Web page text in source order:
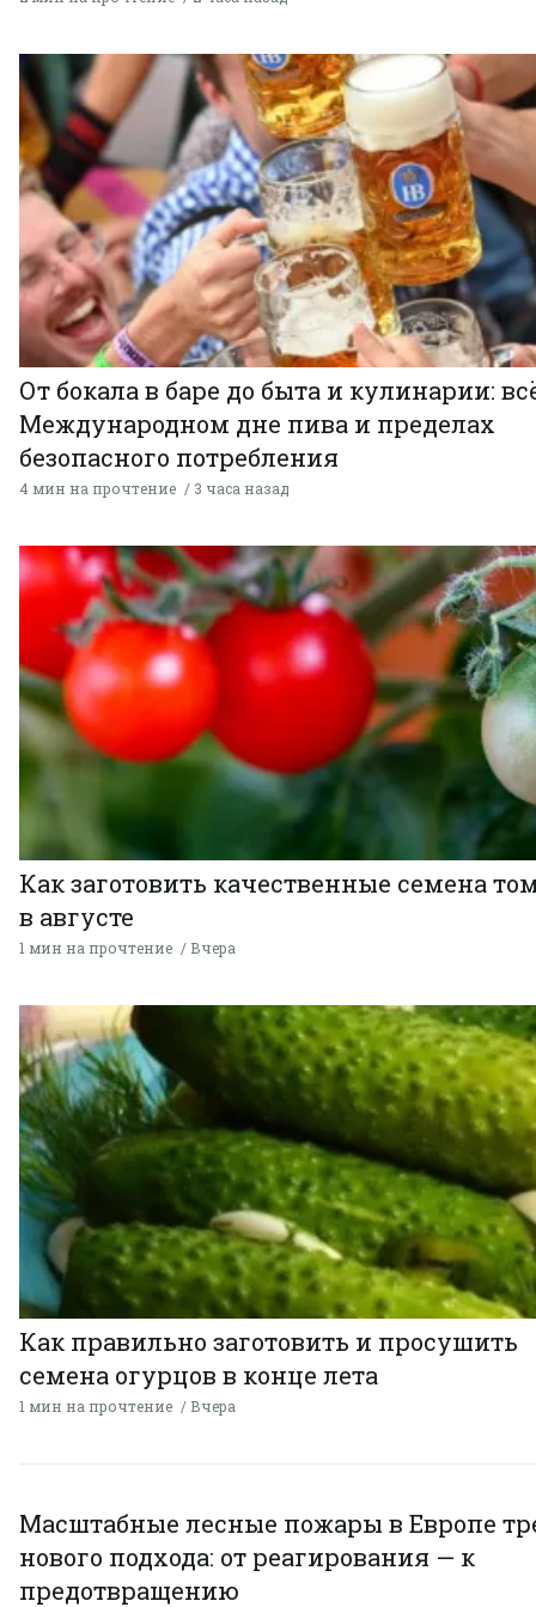
От бокала в баре до быта и кулинарии:
Международном дне пива и пределах
безопасного потребления
4 мин на прочтение 3 часа назад
Как заготовить качественные семена
в августе
1 мин на прочтение Вчера
Как правильно заготовить и просушить
семена огурцов в конце лета
1 мин на прочтение Вчера
Масштабные лесные пожары в Европе
нового подхода: от реагирования — к
предотвращению